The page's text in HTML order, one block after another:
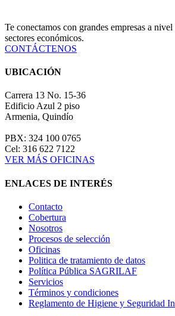
Te conectamos con grandes empresas a
sectores económicos.
CONTÁCTENOS
UBICACIÓN
Carrera 13 No. 15-36
Edificio Azul 2 piso
Armenia, Quindío
PBX: 324 100 0765
Cel: 316 622 7122
VER MÁS OFICINAS
ENLACES DE INTERÉS
Contacto
Cobertura
Nosotros
Procesos de selección
Oficinas
Politica de tratamiento de datos
Política Pública SAGRILAF
Servicios
Términos y condiciones
Reglamento de Higiene y Seguridad